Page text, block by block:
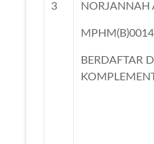
3 NORJANNAH
BERDAFTAR